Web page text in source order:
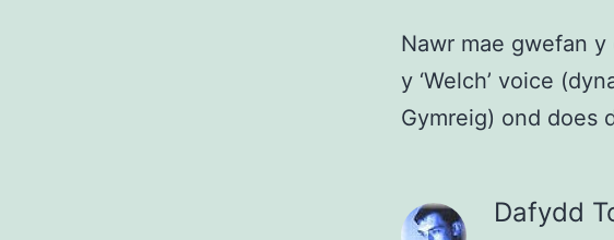
Nawr mae gwefan
y ‘Welch’ voice
Gymreig) ond does
Dafydd